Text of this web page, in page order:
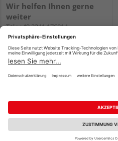
Wir helfen Ihnen gerne
weiter
Tel.:+49 2241 176014
E-Mail:shopbestellung@holz-
schyns.de
Impressum AGB
Reservierungsbedingungen